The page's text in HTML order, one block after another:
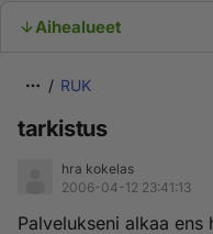
Aihealueet
RUK
tarkistus
hra kokelas
2006-04-12 23:41:13
Palvelukseni alkaa